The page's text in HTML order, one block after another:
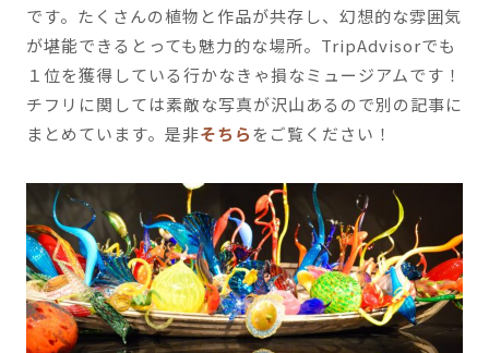
です。たくさんの植物と作品が共存し、幻想的な雰囲気
が堪能できるとっても魅力的な場所。TripAdvisorでも
１位を獲得している行かなきゃ損なミュージアムです！
チフリに関しては素敵な写真が沢山あるので別の記事に
まとめています。是非そちらをご覧ください！